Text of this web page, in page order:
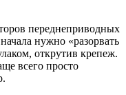
переднеприводных
нужно «разорвать
открутив крепеж.
всего просто